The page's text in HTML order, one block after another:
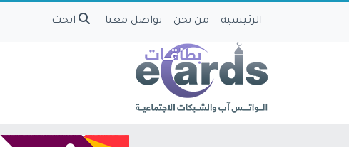
الرئيسية من نحن تواصل معنا ابحث